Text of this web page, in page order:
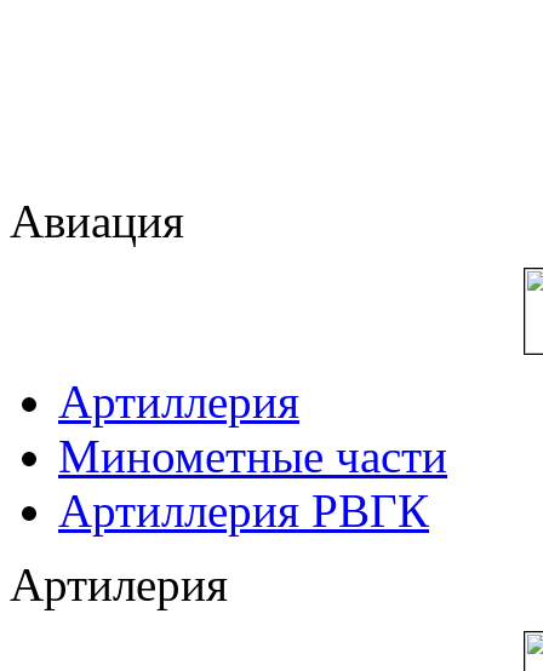
Авиация
Артиллерия
Минометные части
Артиллерия РВГК
Артилерия